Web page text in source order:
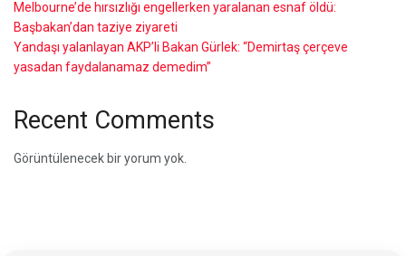
Melbourne’de hırsızlığı engellerken yaralanan esnaf öldü:
Başbakan’dan taziye ziyareti
Yandaşı yalanlayan AKP’li Bakan Gürlek: “Demirtaş çerçeve
yasadan faydalanamaz demedim”
Recent Comments
Görüntülenecek bir yorum yok.